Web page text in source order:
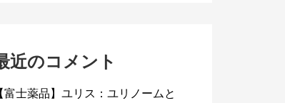
近のコメント
【富士薬品】ユリス：ユリノームと